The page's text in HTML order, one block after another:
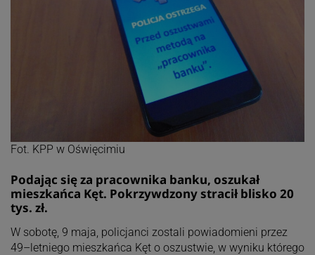
Fot. KPP w Oświęcimiu
Podając się za pracownika banku, oszukał
mieszkańca Kęt. Pokrzywdzony stracił blisko 20
tys. zł.
W sobotę, 9 maja, policjanci zostali powiadomieni przez
49–letniego mieszkańca Kęt o oszustwie, w wyniku którego